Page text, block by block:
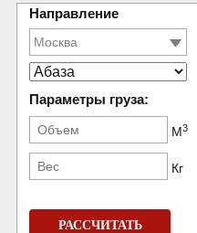
Направление
Параметры груза:
М3
Кг
РАССЧИТАТЬ